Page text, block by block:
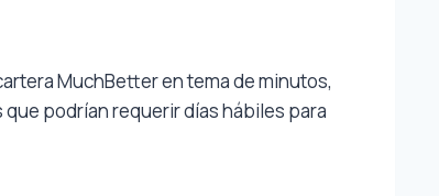
MuchBetter en tema de minutos,
podrían requerir días hábiles para